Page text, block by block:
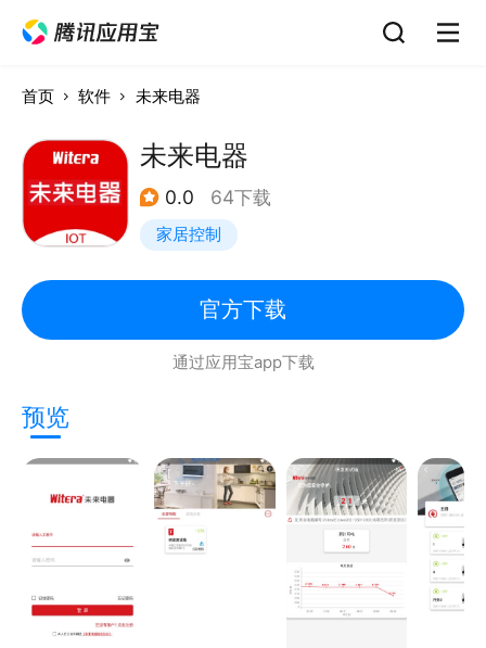
首页 软件 未来电器
未来电器
0.0 64下载
家居控制
官方下载
通过应用宝app下载
预览